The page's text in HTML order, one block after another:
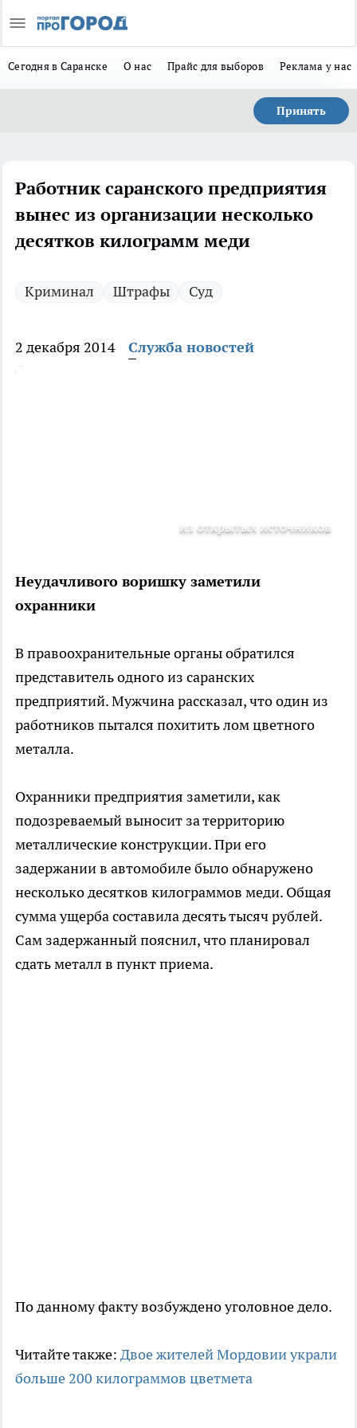
Сегодня в Саранске О нас Прайс для выборов Реклама у нас
Принять
Работник саранского предприятия
вынес из организации несколько
десятков килограмм меди
Криминал Штрафы Суд
2 декабря 2014 Служба новостей
из открытых источников
Неудачливого воришку заметили
охранники
В правоохранительные органы обратился
представитель одного из саранских
предприятий. Мужчина рассказал, что один из
работников пытался похитить лом цветного
металла.
Охранники предприятия заметили, как
подозреваемый выносит за территорию
металлические конструкции. При его
задержании в автомобиле было обнаружено
несколько десятков килограммов меди. Общая
сумма ущерба составила десять тысяч рублей.
Сам задержанный пояснил, что планировал
сдать металл в пункт приема.
По данному факту возбуждено уголовное дело.
Читайте также: Двое жителей Мордовии украли
больше 200 килограммов цветмета